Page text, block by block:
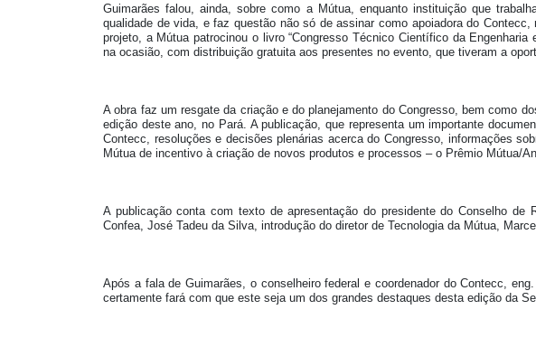
Guimarães falou, ainda, sobre como a Mútua, enquanto instituição que
qualidade de vida, e faz questão não só de assinar como apoiadora do
projeto, a Mútua patrocinou o livro “Congresso Técnico Científico da
na ocasião, com distribuição gratuita aos presentes no evento, que tiveram a
A obra faz um resgate da criação e do planejamento do Congresso, bem como
edição deste ano, no Pará. A publicação, que representa um importante
Contecc, resoluções e decisões plenárias acerca do Congresso, informações
Mútua de incentivo à criação de novos produtos e processos – o Prêmio Mútua/
A publicação conta com texto de apresentação do presidente do Conselho de
Confea, José Tadeu da Silva, introdução do diretor de Tecnologia da Mútua,
Após a fala de Guimarães, o conselheiro federal e coordenador do Contecc,
certamente fará com que este seja um dos grandes destaques desta edição da